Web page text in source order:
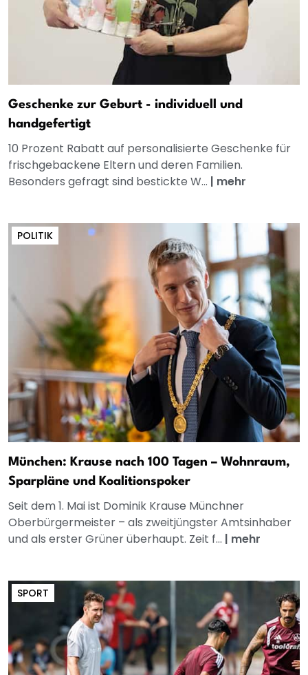
Geschenke zur Geburt - individuell und
handgefertigt
10 Prozent Rabatt auf personalisierte Geschenke für
frischgebackene Eltern und deren Familien.
Besonders gefragt sind bestickte W... | mehr
POLITIK
München: Krause nach 100 Tagen – Wohnraum,
Sparpläne und Koalitionspoker
Seit dem 1. Mai ist Dominik Krause Münchner
Oberbürgermeister – als zweitjüngster Amtsinhaber
und als erster Grüner überhaupt. Zeit f... | mehr
SPORT